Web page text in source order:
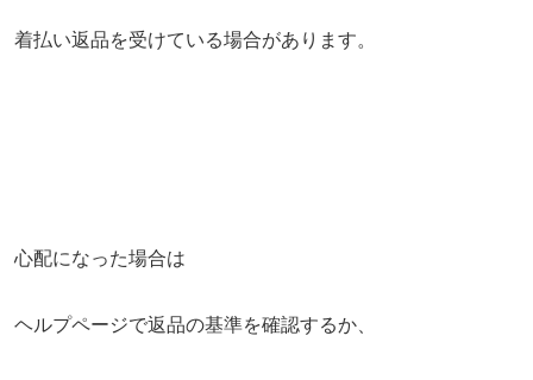
着払い返品を受けている場合があります。
心配になった場合は
ヘルプページで返品の基準を確認するか、